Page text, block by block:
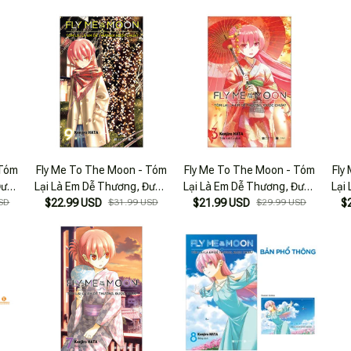
Fly Me To The Moon - Tóm
Lại Là Em Dễ Thương, Được
Chưa? - Tập 9 (Tái Bản
$22.99 USD $31.99 USD
Fly Me To The Moon - Tóm
Lại Là Em Dễ Thương, Được
Chưa? - Tập 3 (Tái Bản
$21.99 USD $29.99 USD
Fly
Lại